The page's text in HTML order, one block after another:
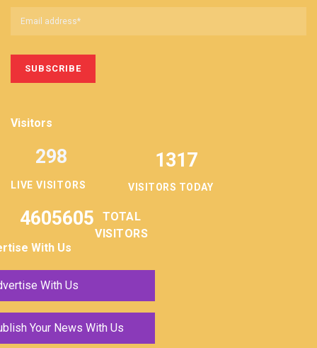
Visitors
LIVE VISITORS
298 1317
VISITORS TODAY
4605605
TOTAL
VISITORS
With Us
With Us
Your News With Us